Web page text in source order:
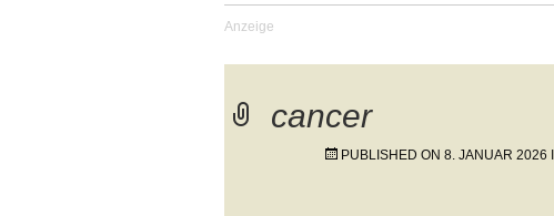
cancer
PUBLISHED ON 8. JANUAR 2026